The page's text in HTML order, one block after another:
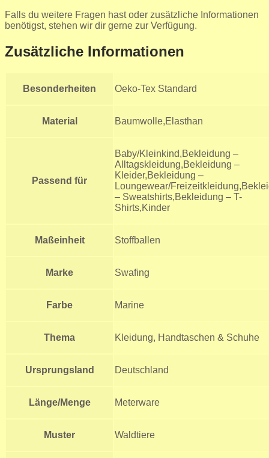
Falls du weitere Fragen hast oder zusätzliche Informationen
benötigst, stehen wir dir gerne zur Verfügung.
Zusätzliche Informationen
Besonderheiten Oeko-Tex Standard
Material Baumwolle,Elasthan
Passend für
Baby/Kleinkind,Bekleidung –
Alltagskleidung,Bekleidung –
Kleider,Bekleidung –
Loungewear/
– Sweatshirts,Bekleidung – T-
Shirts,Kinder
Maßeinheit Stoffballen
Marke Swafing
Farbe Marine
Thema Kleidung, Handtaschen & Schuhe
Ursprungsland Deutschland
Länge/Menge Meterware
Muster Waldtiere